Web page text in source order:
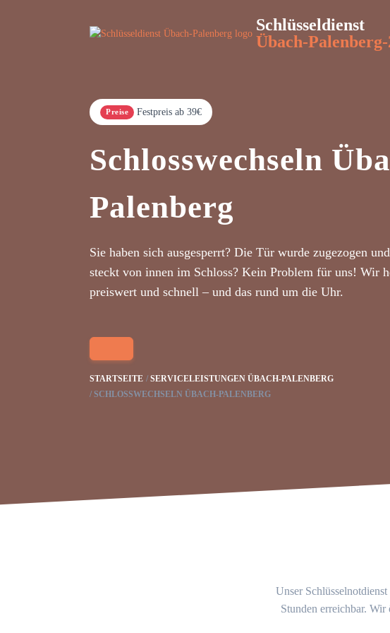
Schlüsseldienst
Übach-
Preise Festpreis ab 39€
Schlosswechseln
Palenberg
Sie haben sich ausgesperrt? Die Tür wurde zugezogen
steckt von innen im Schloss? Kein Problem für uns! Wir
preiswert und schnell – und das rund um die Uhr.
STARTSEITE
SERVICELEISTUNGEN ÜBACH-PALENBERG
SCHLOSSWECHSELN ÜBACH-PALENBERG
Unser
Stunden erreichbar.